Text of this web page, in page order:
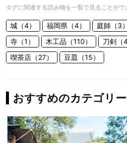
タグに関連する読み物を一覧で見ることがで
城（4） 福岡県（4） 庭師（3）
寺（1）
木工品（110） 刀剣（4
喫茶店（27）
豆皿（15）
おすすめのカテゴリー